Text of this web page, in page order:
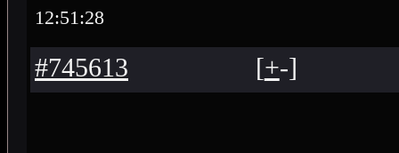
12:51:28
#745613 [+-]